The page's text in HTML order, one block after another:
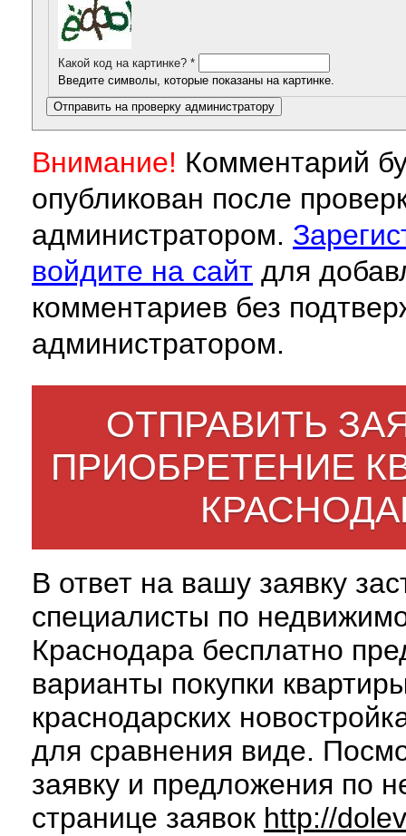
Какой код на картинке? *
Введите символы, которые показаны на картинке.
Внимание! Комментарий
опубликован после
администратором.
войдите на сайт для
комментариев без
администратором.
ОТПРАВИТЬ
ПРИОБРЕТЕНИЕ
В ответ на вашу заявку
специалисты по
Краснодара бесплатно
варианты покупки
краснодарских
для сравнения виде.
заявку и предложения по
странице заявок http://